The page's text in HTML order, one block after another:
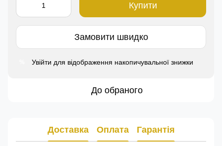
Купити
Замовити швидко
Увійти для відображення накопичувальної знижки
До обраного
Доставка Оплата Гарантія